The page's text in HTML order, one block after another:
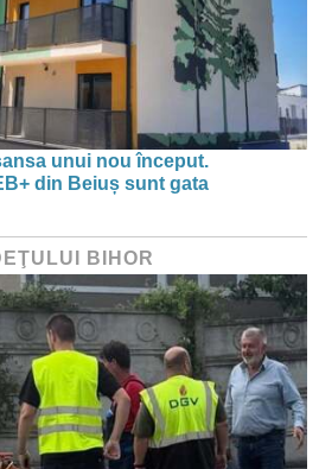
unui nou început.
din Beiuș sunt gata
BIHOR